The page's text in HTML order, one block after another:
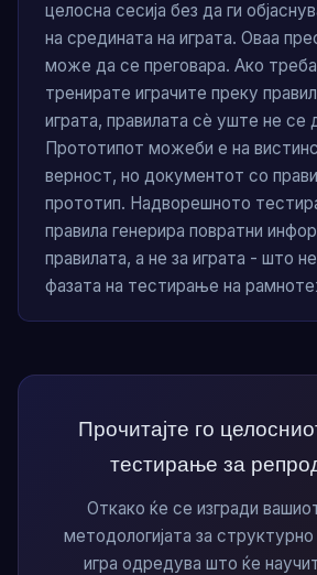
целосна сесија без да ги
на средината на играта. Оваа
може да се преговара. Ако треба
тренирате играчите преку
играта, правилата сè уште не се
Прототипот можеби е на
верност, но документот со
прототип. Надворешното
правила генерира повратни
правилата, а не за играта - што
фазата на тестирање на
Прочитајте го
тестирање за
Откако ќе се изгради
методологијата за
игра одредува што ќе